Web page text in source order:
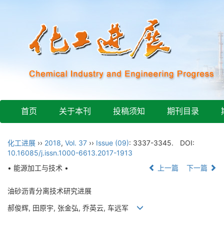
首页 关于本刊 投稿须知 期刊目录
化工进展 ›› 2018, Vol. 37 ›› Issue (09): 3337-3345.
DOI:
10.16085/j.issn.1000-6613.2017-1913
• 能源加工与技术 •
上一篇 下一篇
油砂沥青分离技术研究进展
郝俊辉, 田原宇, 张金弘, 乔英云, 车远军